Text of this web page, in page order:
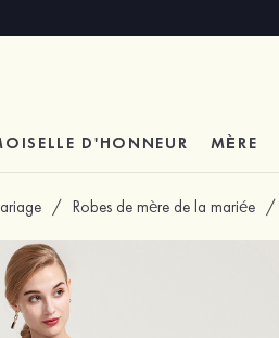
D'HONNEUR MÈRE
/ Robes de mère de la mariée /